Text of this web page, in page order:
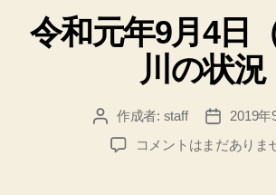
の
ゴ
リ
ー
令和元年9月4日
川の状況
投
稿
作成者: staff
投
稿
日
2019年
令
コメントはまだありま